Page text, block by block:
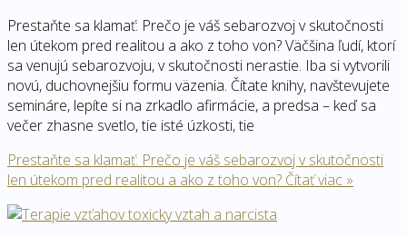
Prestaňte sa klamať: Prečo je váš sebarozvoj v skutočnosti
len útekom pred realitou a ako z toho von? Väčšina ľudí, ktorí
sa venujú sebarozvoju, v skutočnosti nerastie. Iba si vytvorili
novú, duchovnejšiu formu väzenia. Čítate knihy, navštevujete
semináre, lepíte si na zrkadlo afirmácie, a predsa – keď sa
večer zhasne svetlo, tie isté úzkosti, tie
Prestaňte sa klamať: Prečo je váš sebarozvoj v skutočnosti
len útekom pred realitou a ako z toho von? Čítať viac »